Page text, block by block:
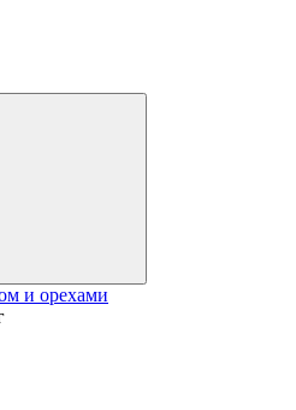
и орехами